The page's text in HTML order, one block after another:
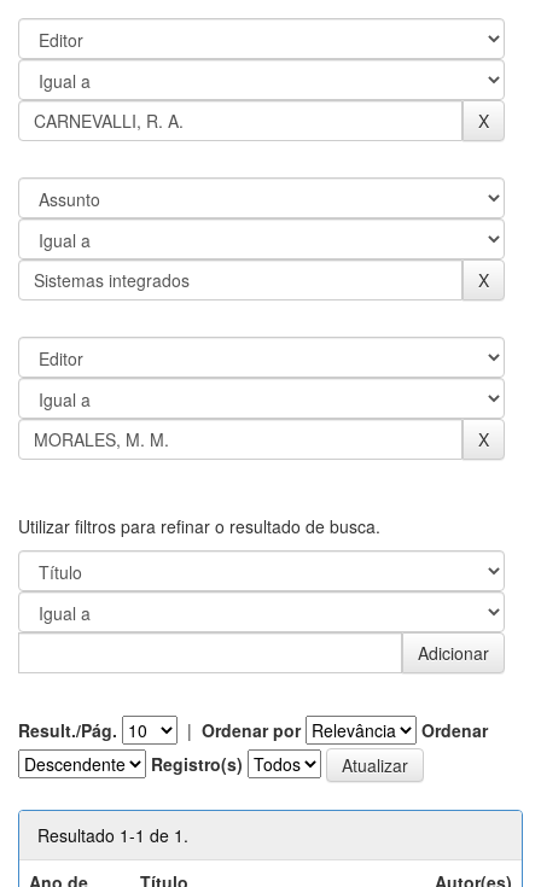
Utilizar filtros para refinar o resultado de busca.
Result./Pág. | Ordenar por
Ordenar
Registro(s)
Resultado 1-1 de 1.
Ano de
Título Autor(es)